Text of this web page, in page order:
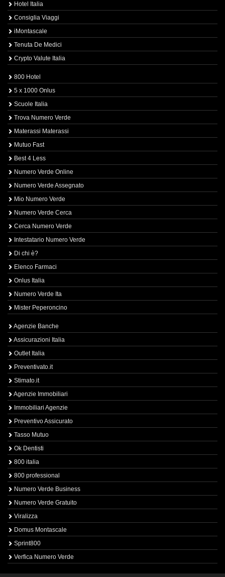
Hotel Italia
Consiglia Viaggi
iMontascale
Tenuta De Medici
Crypto Valute Italia
800 Hotel
5 x 1000 Onlus
Scuole Italia
Trova Numero Verde
Materassi Materassi
Mutuo Fast
Best 4 Less
Numero Verde Online
Numero Verde Assegnato
Mio Numero Verde
Numero Verde Cerca
Cerca Numero Verde
Intestatario Numero Verde
Di chi è?
Elenco Farmaci
Onlus Italia
Numero Verde Ita
Mister Peperoncino
Agenzie Banche
Assicurazioni Italia
Outlet Italia
Preventivato.it
Stimato.it
Agenzie Immobiliari
Immobiliari Agenzie
Preventivo Assicurato
Tasso Mutuo
Ok Dentisti
800 italia
800 professional
Numero Verde Business
Numero Verde Gratuito
Viralizza
Domus Montascale
Sprint800
Verfica Numero Verde